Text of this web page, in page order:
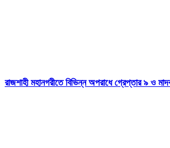
রাজশাহী মহানগরীতে বিভিন্ন অপরাধে গ্রেপ্তার ৯ ও